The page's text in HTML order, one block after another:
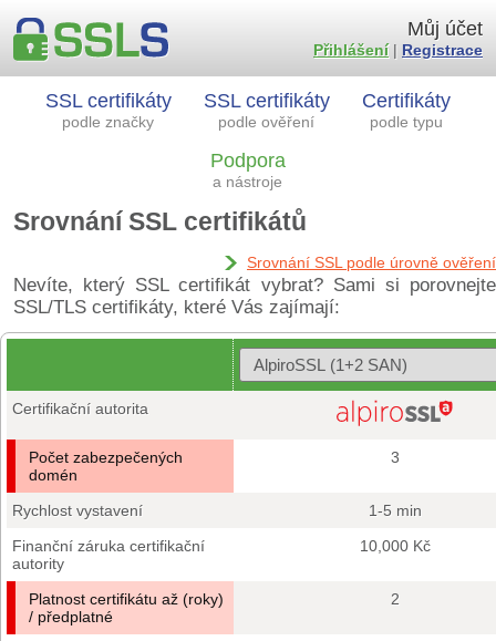
SSL certifikáty
podle značky
SSL certifikáty
podle ověření
Certifikáty
podle typu
Podpora
a nástroje
Můj účet
Přihlášení| Registrace
Srovnání SSL certifikátů
Srovnání SSL podle úrovně ověření
Nevíte, který SSL certifikát vybrat? Sami si porovnejte
SSL/TLS certifikáty, které Vás zajímají:
Certifikační autorita
Počet zabezpečených
domén
3
Rychlost vystavení
1-5 min
Finanční záruka certifikační
autority
10,000 Kč
Platnost certifikátu až (roky)
/ předplatné
2